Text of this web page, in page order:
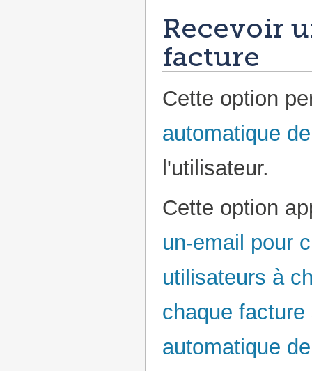
Recevoir
facture
Cette option
automatique
l'utilisateur.
Cette option
un-email pour
utilisateurs à
chaque facture
automatique